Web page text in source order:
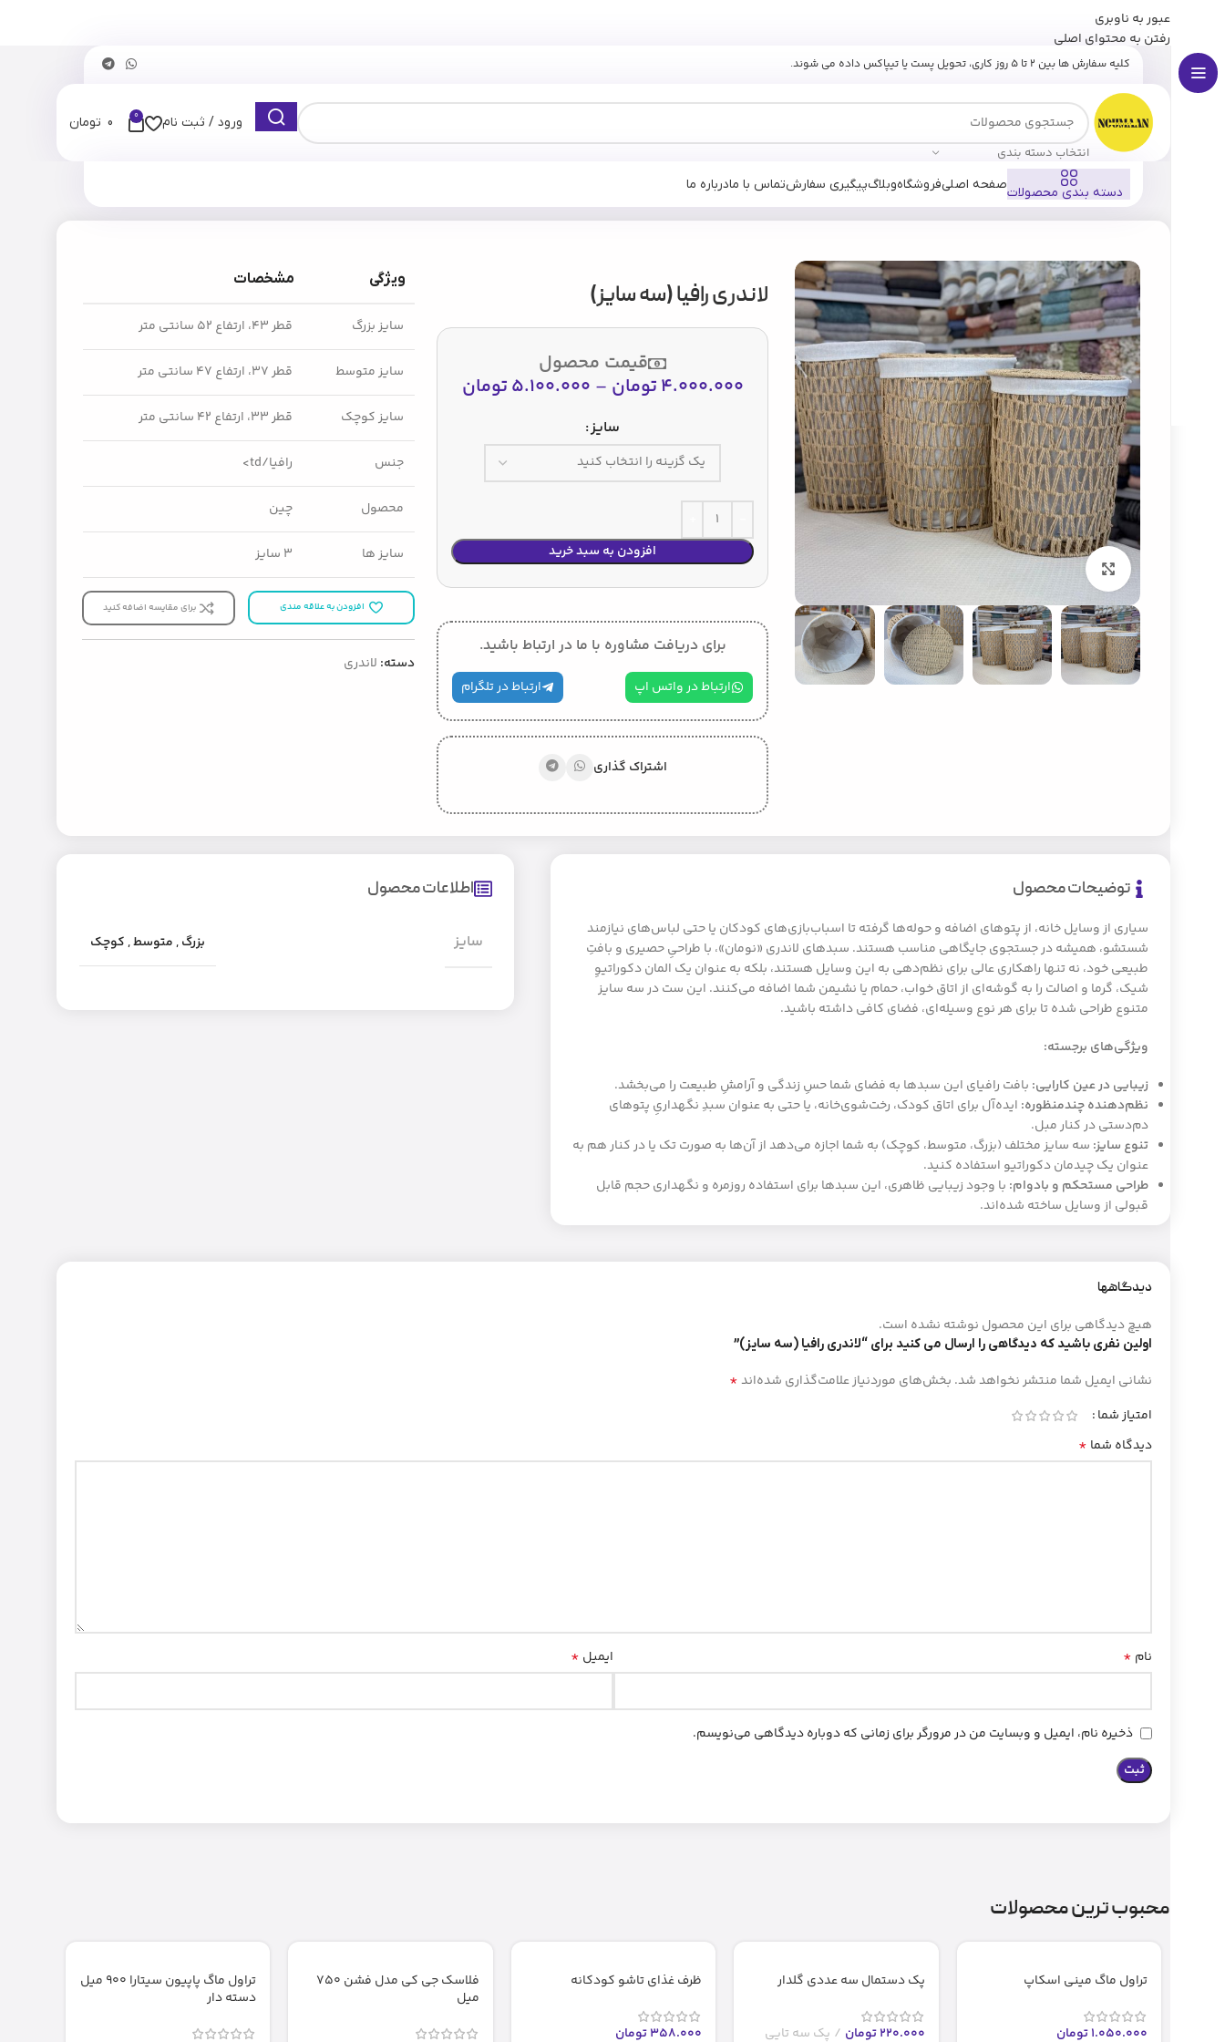
عبور به ناوبری
رفتن به محتوای اصلی
ارسال رایگان
سفارش های بالای
۵ میلیون تومان
کلیه سفارش ها بین ۲ تا ۵ روز کاری، تحویل پست یا تیپاکس داده می شوند.
انتخاب دسته بندی
ورود / ثبت نام 0
0 تومان
دسته بندی محصولاتصفحه اصلیفروشگاهوبلاگپیگیری سفارشتماس با مادرباره ما
فروشگاه لوازم بهداشتی
لاندری رافیا (سه سایز)
قیمت محصول
4.000.000تومان –
5.100.000تومان
سایز
افزودن به سبد خرید
برای دریافت مشاوره با ما در ارتباط باشید.
ارتباط در واتس اپ ارتباط در تلگرام
اشتراک گذاری
ویژگی مشخصات
سایز بزرگ قطر ۴۳، ارتفاع ۵۲ سانتی متر
سایز متوسط قطر ۳۷، ارتفاع ۴۷ سانتی متر
سایز کوچک قطر ۳۳، ارتفاع ۴۲ سانتی متر
جنس رافیا/td>
محصول چین
سایز ها 3 سایز
افزودن به علاقه مندی برای مقایسه اضافه کنید
دسته: لاندری
توضیحات محصول
سیاری از وسایل خانه، از پتوهای اضافه و حوله‌ها گرفته تا اسباب‌بازی‌های کودکان یا حتی لباس‌های نیازمند
شستشو، همیشه در جستجوی جایگاهی مناسب هستند. سبدهای لاندری «نومان»، با طراحیِ حصیری و بافتِ
طبیعی خود، نه تنها راهکاری عالی برای نظم‌دهی به این وسایل هستند، بلکه به عنوان یک المان دکوراتیوِ
شیک، گرما و اصالت را به گوشه‌ای از اتاق خواب، حمام یا نشیمن شما اضافه می‌کنند. این ست در سه سایز
متنوع طراحی شده تا برای هر نوع وسیله‌ای، فضای کافی داشته باشید.
ویژگی‌های برجسته:
زیبایی در عین کارایی: بافت رافیای این سبدها به فضای شما حسِ زندگی و آرامشِ طبیعت را می‌بخشد.
نظم‌دهنده چندمنظوره: ایده‌آل برای اتاق کودک، رخت‌شوی‌خانه، یا حتی به عنوان سبدِ نگهداریِ پتوهای
دم‌دستی در کنار مبل.
تنوع سایز: سه سایز مختلف (بزرگ، متوسط، کوچک) به شما اجازه می‌دهد از آن‌ها به صورت تک یا در کنار هم به
عنوان یک چیدمان دکوراتیو استفاده کنید.
طراحی مستحکم و با‌دوام: با وجود زیبایی ظاهری، این سبدها برای استفاده روزمره و نگهداری حجم قابل
قبولی از وسایل ساخته شده‌اند.
اطلاعات محصول
سایز بزرگ,متوسط,کوچک
دیدگاهها
هیچ دیدگاهی برای این محصول نوشته نشده است.
اولین نفری باشید که دیدگاهی را ارسال می کنید برای “لاندری رافیا (سه سایز)”
نشانی ایمیل شما منتشر نخواهد شد. بخش‌های موردنیاز علامت‌گذاری شده‌اند*
امتیاز شما
دیدگاه شما *
نام * ایمیل *
ذخیره نام، ایمیل و وبسایت من در مرورگر برای زمانی که دوباره دیدگاهی می‌نویسم.
محبوب ترین محصولات
تراول ماگ مینی اسکاپ
1.050.000تومان
پک دستمال سه عددی گلدار
220.000تومان پک سه تایی
ظرف غذای تاشو کودکانه
358.000تومان
فلاسک جی کی مدل فشن ۷۵۰
میل
تراول ماگ پاپیون سیتارا ۹۰۰ میل
دسته دار
برای وارد شدن به کانال بله نومان گلیک کنید